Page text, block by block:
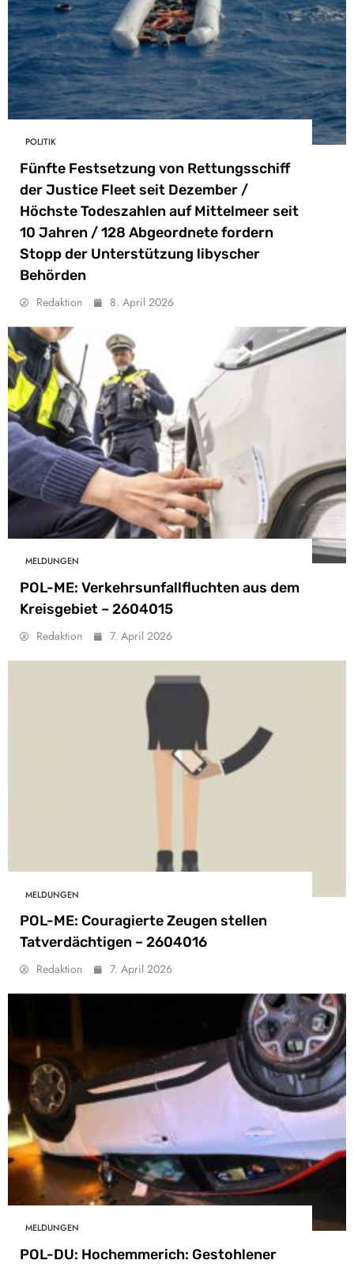
POLITIK
Fünfte Festsetzung von Rettungsschiff
der Justice Fleet seit Dezember /
Höchste Todeszahlen auf Mittelmeer seit
10 Jahren / 128 Abgeordnete fordern
Stopp der Unterstützung libyscher
Behörden
Redaktion 8. April 2026
MELDUNGEN
POL-ME: Verkehrsunfallfluchten aus dem
Kreisgebiet – 2604015
Redaktion 7. April 2026
MELDUNGEN
POL-ME: Couragierte Zeugen stellen
Tatverdächtigen – 2604016
Redaktion 7. April 2026
MELDUNGEN
POL-DU: Hochemmerich: Gestohlener